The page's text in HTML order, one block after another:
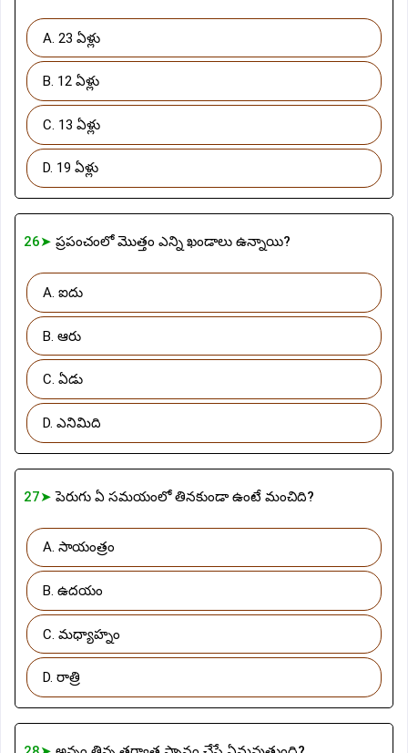
A. 23 ఏళ్లు
B. 12 ఏళ్లు
C. 13 ఏళ్లు
D. 19 ఏళ్లు
26➤ ప్రపంచంలో మొత్తం ఎన్ని ఖండాలు ఉన్నాయి?
A. ఐదు
B. ఆరు
C. ఏడు
D. ఎనిమిది
27➤పెరుగు ఏ సమయంలో తినకుండా ఉంటే మంచిది?
A. సాయంత్రం
B. ఉదయం
C. మధ్యాహ్నం
D. రాత్రి